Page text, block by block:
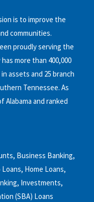
is to improve the
communities.
proudly serving the
more than 400,000
assets and 25 branch
Tennessee. As
and ranked
Business Banking,
Home Loans,
Investments,
(SBA) Loans